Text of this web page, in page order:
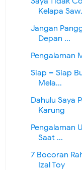
Kelapa
Jangan
Depan ...
Pengalaman
Siap – Siap
Mela...
Dahulu Saya
Karung
Pengalaman
Saat ...
7 Bocoran
Izal Toy